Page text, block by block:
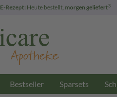
E-Rezept: Heute bestellt, morgen geliefert3
Bestseller Sparsets